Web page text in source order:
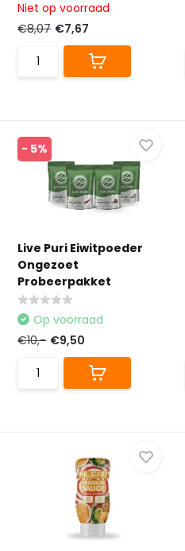
Niet op voorraad
€8,07 €7,67
- 5%
Live Puri Eiwitpoeder
Ongezoet
Probeerpakket
Op voorraad
€10,- €9,50